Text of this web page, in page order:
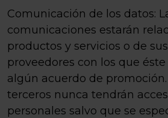
Comunicación de los datos:
comunicaciones estarán
productos y servicios o de
proveedores con los que
algún acuerdo de promoción.
terceros nunca tendrán
personales salvo que se